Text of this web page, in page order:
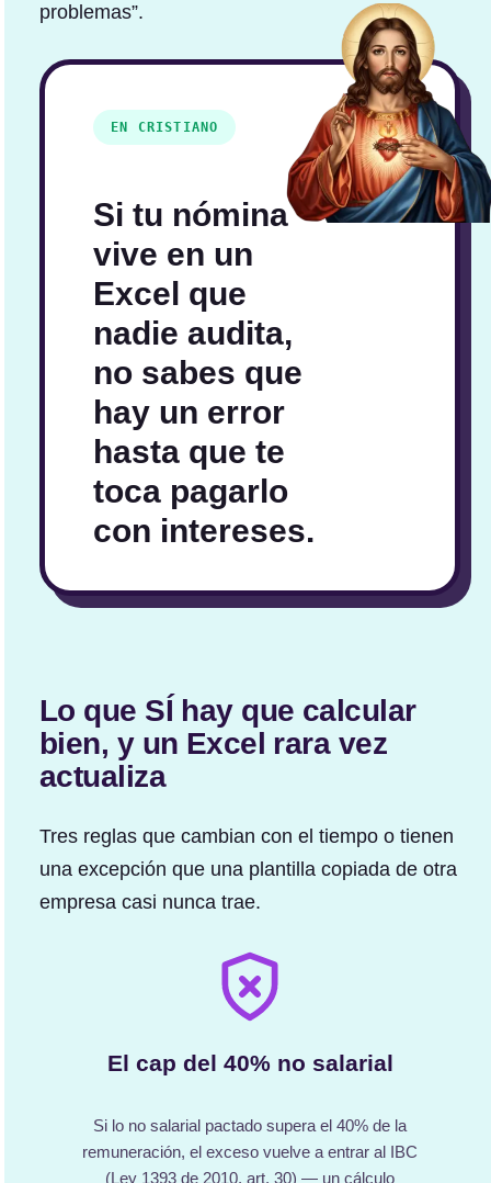
problemas”.
EN CRISTIANO
Si tu nómina
vive en un
Excel que
nadie audita,
no sabes que
hay un error
hasta que te
toca pagarlo
con intereses.
Lo que SÍ hay que calcular
bien, y un Excel rara vez
actualiza
Tres reglas que cambian con el tiempo o tienen
una excepción que una plantilla copiada de otra
empresa casi nunca trae.
El cap del 40% no salarial
Si lo no salarial pactado supera el 40% de la
remuneración, el exceso vuelve a entrar al IBC
(Ley 1393 de 2010, art. 30) — un cálculo